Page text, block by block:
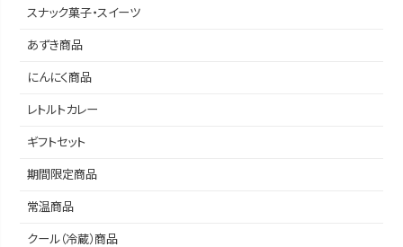
スナック菓子・スイーツ
あずき商品
にんにく商品
レトルトカレー
ギフトセット
期間限定商品
常温商品
クール（冷蔵）商品